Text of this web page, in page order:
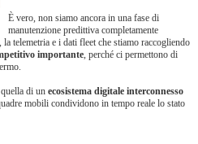
È vero, non siamo ancora in una fase di
manutenzione predittiva completamente
telemetria e i dati fleet che stiamo raccogliendo
importante , perché ci permettono di
di un ecosistema digitale interconnesso
mobili condividono in tempo reale lo stato